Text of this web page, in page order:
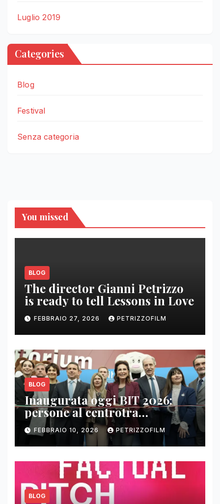
Luglio 2019
Categories
Blog
Festival
Senza categoria
You missed
BLOG
The director Gianni Petrizzo
is ready to tell Lessons in Love
FEBBRAIO 27, 2026 PETRIZZOFILM
BLOG
Inaugurata oggi BIT 2026:
persone al centrotra
contenuti, relazioni e business
FEBBRAIO 10, 2026 PETRIZZOFILM
BLOG